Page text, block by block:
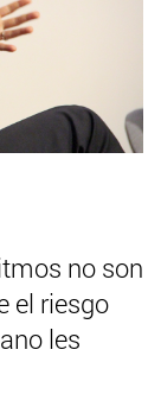
no son
el riesgo
les